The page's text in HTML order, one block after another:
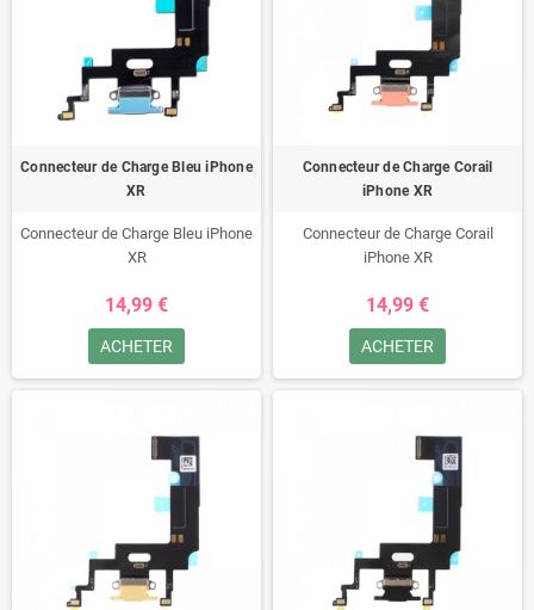
Connecteur de Charge Bleu iPhone
XR
Connecteur de Charge Bleu iPhone
XR
14,99 €
ACHETER
Connecteur de Charge Corail
iPhone XR
Connecteur de Charge Corail
iPhone XR
14,99 €
ACHETER